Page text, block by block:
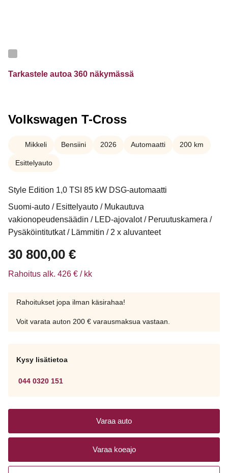
Tarkastele autoa 360 näkymässä
Volkswagen T-Cross
Mikkeli Bensiini 2026 Automaatti 200 km
Esittelyauto
Style Edition 1,0 TSI 85 kW DSG-automaatti
Suomi-auto / Esittelyauto / Mukautuva
vakionopeudensäädin / LED-ajovalot / Peruutuskamera /
Pysäköintitutkat / Lämmitin / 2 x aluvanteet
30 800,00 €
Rahoitus alk. 426 € / kk
Rahoitukset jopa ilman käsirahaa!
Voit varata auton 200 € varausmaksua vastaan.
Kysy lisätietoa
044 0320 151
Varaa auto
Varaa koeajo